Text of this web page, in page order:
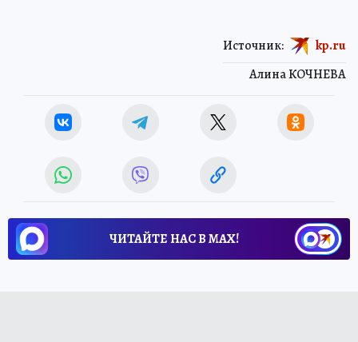
Алина КОЧНЕВА
Источник: kp.ru
ЧИТАЙТЕ НАС В МАХ!